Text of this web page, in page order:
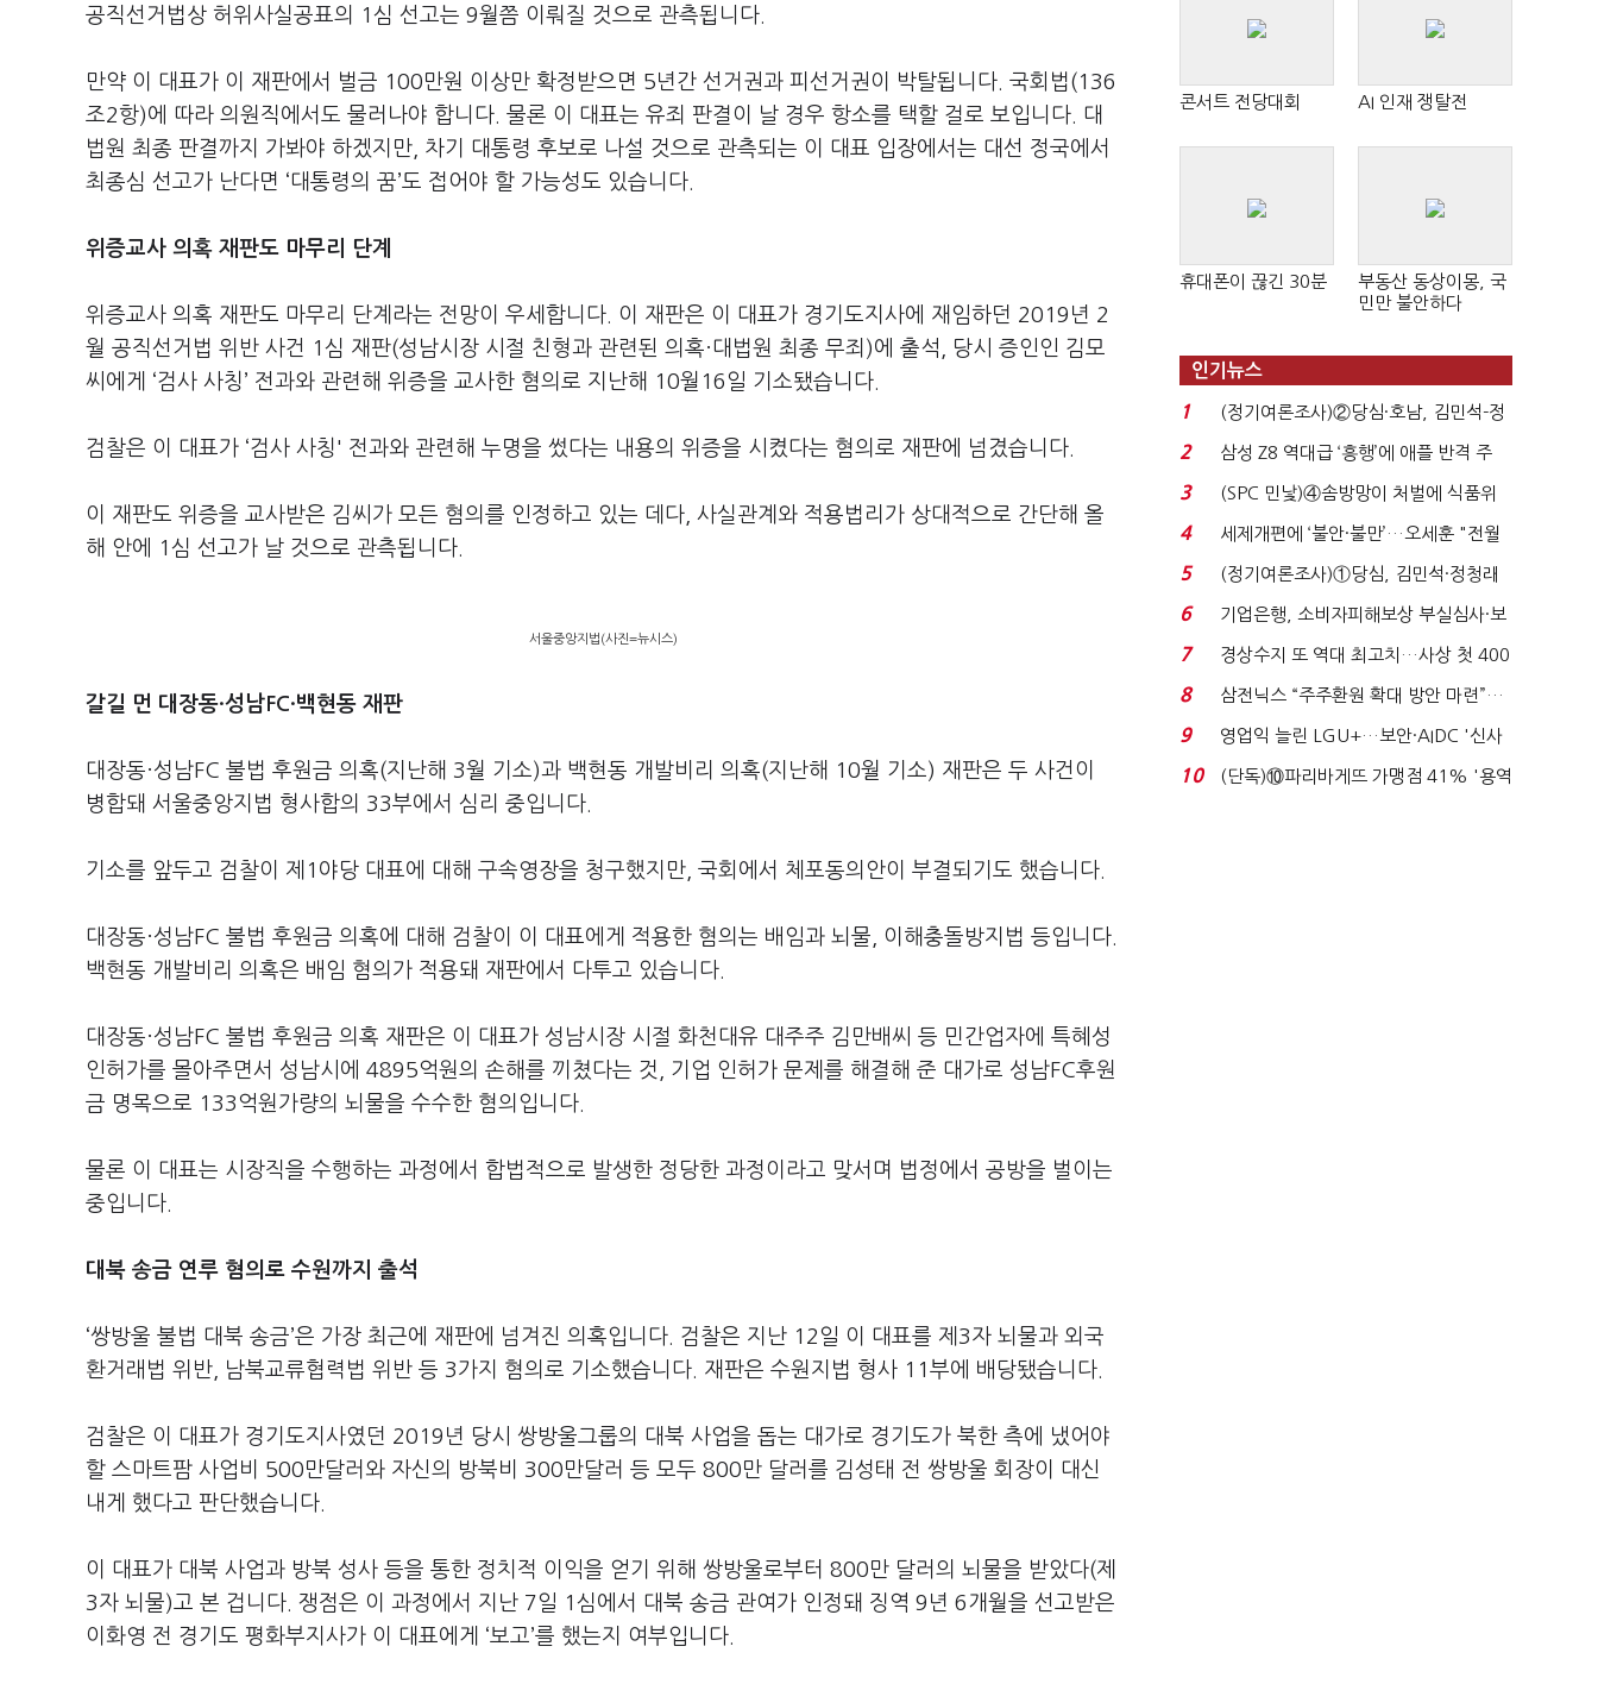
공직선거법상 허위사실공표의 1심 선고는 9월쯤 이뤄질 것으로 관측됩니다.
만약 이 대표가 이 재판에서 벌금 100만원 이상만 확정받으면 5년간 선거권과 피선거권이 박탈됩니다. 국회법(136
조2항)에 따라 의원직에서도 물러나야 합니다. 물론 이 대표는 유죄 판결이 날 경우 항소를 택할 걸로 보입니다. 대
법원 최종 판결까지 가봐야 하겠지만, 차기 대통령 후보로 나설 것으로 관측되는 이 대표 입장에서는 대선 정국에서
최종심 선고가 난다면 ‘대통령의 꿈’도 접어야 할 가능성도 있습니다.
위증교사 의혹 재판도 마무리 단계
위증교사 의혹 재판도 마무리 단계라는 전망이 우세합니다. 이 재판은 이 대표가 경기도지사에 재임하던 2019년 2
월 공직선거법 위반 사건 1심 재판(성남시장 시절 친형과 관련된 의혹·대법원 최종 무죄)에 출석, 당시 증인인 김모
씨에게 ‘검사 사칭’ 전과와 관련해 위증을 교사한 혐의로 지난해 10월16일 기소됐습니다.
검찰은 이 대표가 ‘검사 사칭' 전과와 관련해 누명을 썼다는 내용의 위증을 시켰다는 혐의로 재판에 넘겼습니다.
이 재판도 위증을 교사받은 김씨가 모든 혐의를 인정하고 있는 데다, 사실관계와 적용법리가 상대적으로 간단해 올
해 안에 1심 선고가 날 것으로 관측됩니다.
서울중앙지법(사진=뉴시스)
갈길 먼 대장동·성남FC·백현동 재판
대장동·성남FC 불법 후원금 의혹(지난해 3월 기소)과 백현동 개발비리 의혹(지난해 10월 기소) 재판은 두 사건이
병합돼 서울중앙지법 형사합의 33부에서 심리 중입니다.
기소를 앞두고 검찰이 제1야당 대표에 대해 구속영장을 청구했지만, 국회에서 체포동의안이 부결되기도 했습니다.
대장동·성남FC 불법 후원금 의혹에 대해 검찰이 이 대표에게 적용한 혐의는 배임과 뇌물, 이해충돌방지법 등입니다.
백현동 개발비리 의혹은 배임 혐의가 적용돼 재판에서 다투고 있습니다.
대장동·성남FC 불법 후원금 의혹 재판은 이 대표가 성남시장 시절 화천대유 대주주 김만배씨 등 민간업자에 특혜성
인허가를 몰아주면서 성남시에 4895억원의 손해를 끼쳤다는 것, 기업 인허가 문제를 해결해 준 대가로 성남FC후원
금 명목으로 133억원가량의 뇌물을 수수한 혐의입니다.
물론 이 대표는 시장직을 수행하는 과정에서 합법적으로 발생한 정당한 과정이라고 맞서며 법정에서 공방을 벌이는
중입니다.
대북 송금 연루 혐의로 수원까지 출석
‘쌍방울 불법 대북 송금’은 가장 최근에 재판에 넘겨진 의혹입니다. 검찰은 지난 12일 이 대표를 제3자 뇌물과 외국
환거래법 위반, 남북교류협력법 위반 등 3가지 혐의로 기소했습니다. 재판은 수원지법 형사 11부에 배당됐습니다.
검찰은 이 대표가 경기도지사였던 2019년 당시 쌍방울그룹의 대북 사업을 돕는 대가로 경기도가 북한 측에 냈어야
할 스마트팜 사업비 500만달러와 자신의 방북비 300만달러 등 모두 800만 달러를 김성태 전 쌍방울 회장이 대신
내게 했다고 판단했습니다.
이 대표가 대북 사업과 방북 성사 등을 통한 정치적 이익을 얻기 위해 쌍방울로부터 800만 달러의 뇌물을 받았다(제
3자 뇌물)고 본 겁니다. 쟁점은 이 과정에서 지난 7일 1심에서 대북 송금 관여가 인정돼 징역 9년 6개월을 선고받은
이화영 전 경기도 평화부지사가 이 대표에게 ‘보고’를 했는지 여부입니다.
콘서트 전당대회 AI 인재 쟁탈전
휴대폰이 끊긴 30분
부동산 동상이몽, 국
민만 불안하다
인기뉴스
1
(정기여론조사)②당심·호남, 김민석-정
청래 '초접전'...
2
삼성 Z8 역대급 ‘흥행’에 애플 반격 주
목…9월 ‘폴...
3
(SPC 민낯)④솜방망이 처벌에 식품위
생법 위반 반복...
4
세제개편에 ‘불안·불만’…오세훈 "전월
세 구하기 더 ...
5
(정기여론조사)①당심, 김민석·정청래
'초접전'…대통령 ...
6
기업은행, 소비자피해보상 부실심사·보
이스피싱 공시 ...
7
경상수지 또 역대 최고치…사상 첫 400
억달러에 '3% 성...
8
삼전닉스 “주주환원 확대 방안 마련”…
로이터에 성명...
9
영업익 늘린 LGU+…보안·AIDC '신사
업 드라이브'...
10
(단독)⑩파리바게뜨 가맹점 41% '용역